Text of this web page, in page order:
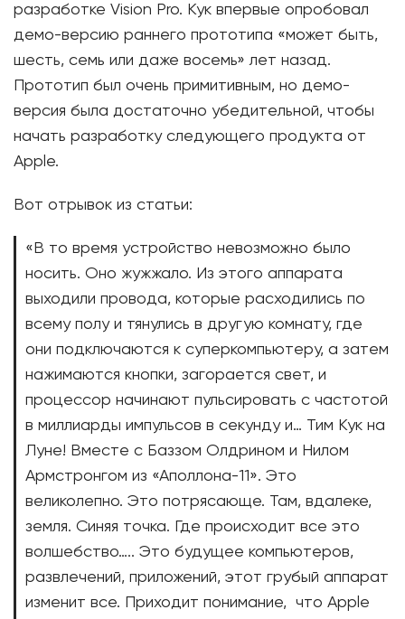
разработке Vision Pro. Кук впервые опробовал
демо-версию раннего прототипа «может быть,
шесть, семь или даже восемь» лет назад.
Прототип был очень примитивным, но демо-
версия была достаточно убедительной, чтобы
начать разработку следующего продукта от
Apple.
Вот отрывок из статьи:
«В то время устройство невозможно было
носить. Оно жужжало. Из этого аппарата
выходили провода, которые расходились по
всему полу и тянулись в другую комнату, где
они подключаются к суперкомпьютеру, а затем
нажимаются кнопки, загорается свет, и
процессор начинают пульсировать с частотой
в миллиарды импульсов в секунду и… Тим Кук на
Луне! Вместе с Баззом Олдрином и Нилом
Армстронгом из «Аполлона-11». Это
великолепно. Это потрясающе. Там, вдалеке,
земля. Синяя точка. Где происходит все это
волшебство….. Это будущее компьютеров,
развлечений, приложений, этот грубый аппарат
изменит все. Приходит понимание, что Apple